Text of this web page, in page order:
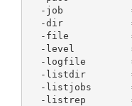
-job
-dir
-file
-level
-logfile
-listdir
-listjobs
-listrep